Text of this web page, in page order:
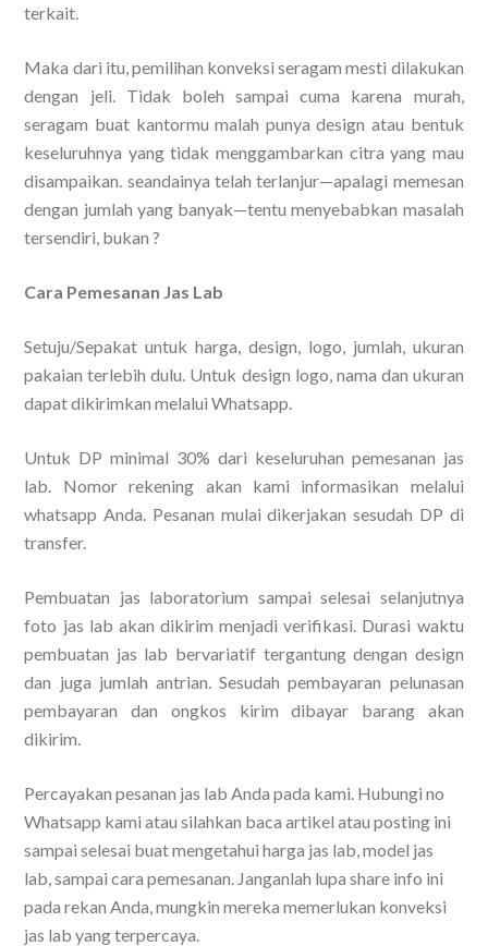
terkait.
Maka dari itu, pemilihan konveksi seragam mesti dilakukan
dengan jeli. Tidak boleh sampai cuma karena murah,
seragam buat kantormu malah punya design atau bentuk
keseluruhnya yang tidak menggambarkan citra yang mau
disampaikan. seandainya telah terlanjur—apalagi memesan
dengan jumlah yang banyak—tentu menyebabkan masalah
tersendiri, bukan ?
Cara Pemesanan Jas Lab
Setuju/Sepakat untuk harga, design, logo, jumlah, ukuran
pakaian terlebih dulu. Untuk design logo, nama dan ukuran
dapat dikirimkan melalui Whatsapp.
Untuk DP minimal 30% dari keseluruhan pemesanan jas
lab. Nomor rekening akan kami informasikan melalui
whatsapp Anda. Pesanan mulai dikerjakan sesudah DP di
transfer.
Pembuatan jas laboratorium sampai selesai selanjutnya
foto jas lab akan dikirim menjadi verifikasi. Durasi waktu
pembuatan jas lab bervariatif tergantung dengan design
dan juga jumlah antrian. Sesudah pembayaran pelunasan
pembayaran dan ongkos kirim dibayar barang akan
dikirim.
Percayakan pesanan jas lab Anda pada kami. Hubungi no
Whatsapp kami atau silahkan baca artikel atau posting ini
sampai selesai buat mengetahui harga jas lab, model jas
lab, sampai cara pemesanan. Janganlah lupa share info ini
pada rekan Anda, mungkin mereka memerlukan konveksi
jas lab yang terpercaya.